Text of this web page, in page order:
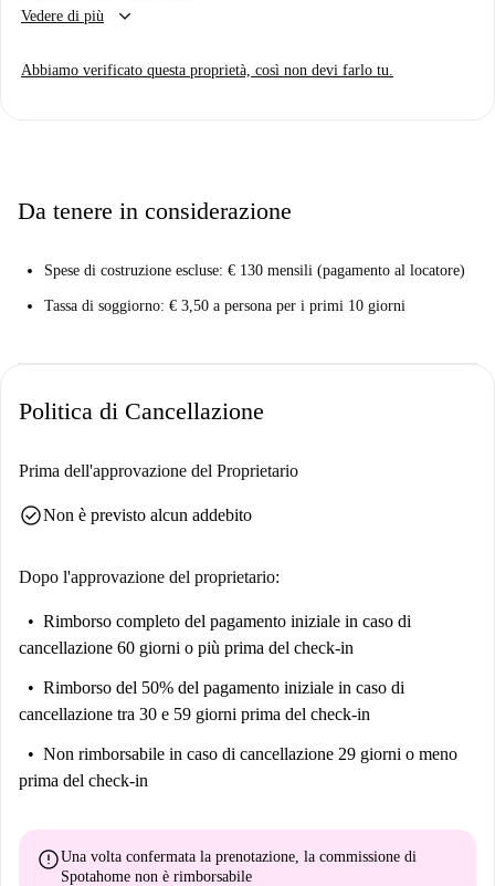
Vedere di più
keyboard_arrow_down
Abbiamo verificato questa proprietà, così non devi farlo tu.
Da tenere in considerazione
Spese di costruzione escluse: € 130 mensili (pagamento al locatore)
Tassa di soggiorno: € 3,50 a persona per i primi 10 giorni
Politica di Cancellazione
Prima dell'approvazione del Proprietario
check_circleNon è previsto alcun addebito
Dopo l'approvazione del proprietario:
Rimborso completo del pagamento iniziale in caso di
cancellazione 60 giorni o più prima del check-in
Rimborso del 50% del pagamento iniziale in caso di
cancellazione tra 30 e 59 giorni prima del check-in
Non rimborsabile in caso di cancellazione 29 giorni o meno
prima del check-in
errorUna volta confermata la prenotazione, la commissione di
Spotahome non è rimborsabile